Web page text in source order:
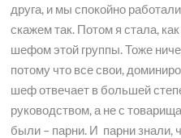
друга, и мы спокойно
скажем так. Потом я стала,
шефом этой группы. Тоже
потому что все свои,
шеф отвечает в большей
руководством, а не с
были – парни. И парни знали,